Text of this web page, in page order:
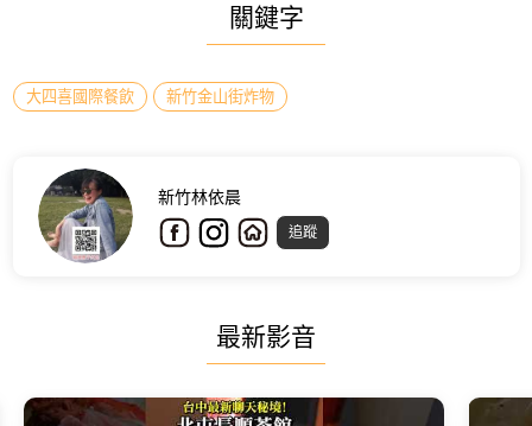
關鍵字
大四喜國際餐飲 新竹金山街炸物
新竹林依晨
追蹤
最新影音